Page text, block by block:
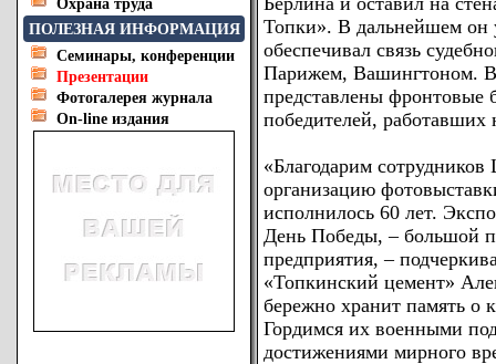
Охрана труда
ПОЛЕЗНАЯ ИНФОРМАЦИЯ
Семинары, конференции
Презентации
Фотогалерея журнала
On-line издания
Топки». В дальнейшем он
обеспечивал связь
Парижем, Вашингтоном.
представлены фронтовые
победителей, работавших
«Благодарим
организацию
исполнилось 60 лет.
День Победы, – большой
предприятия, –
«Топкинский цемент»
бережно хранит память о
Гордимся их военными
достижениями мирного